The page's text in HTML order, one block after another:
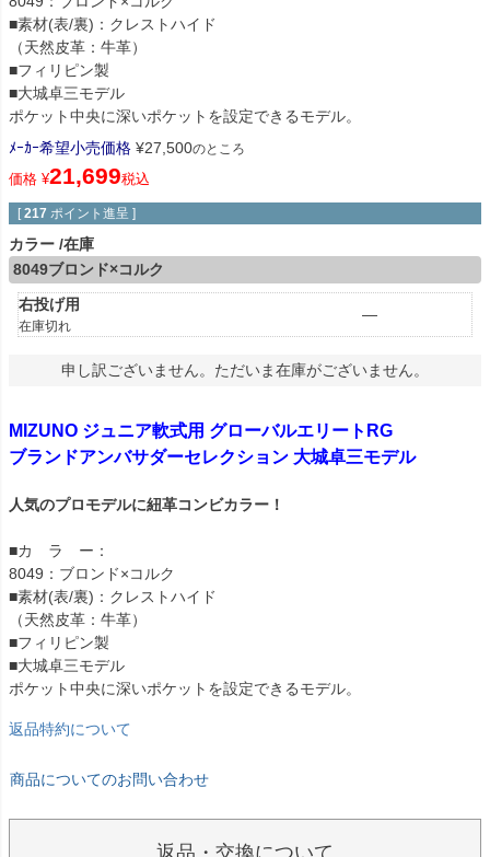
■素材(表/裏)：クレストハイド
（天然皮革：牛革）
■フィリピン製
■大城卓三モデル
ポケット中央に深いポケットを設定できるモデル。
ﾒｰｶｰ希望小売価格 ¥27,500のところ
価格 ¥21,699税込
[ 217 ポイント進呈 ]
カラー 在庫
8049ブロンド×コルク
右投げ用
在庫切れ
—
申し訳ございません。ただいま在庫がございません。
MIZUNO ジュニア軟式用 グローバルエリートRG
ブランドアンバサダーセレクション 大城卓三モデル
人気のプロモデルに紐革コンビカラー！
■カ ラ ー：
8049：ブロンド×コルク
■素材(表/裏)：クレストハイド
（天然皮革：牛革）
■フィリピン製
■大城卓三モデル
ポケット中央に深いポケットを設定できるモデル。
返品特約について
商品についてのお問い合わせ